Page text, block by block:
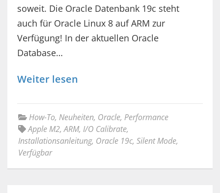
soweit. Die Oracle Datenbank 19c steht
auch für Oracle Linux 8 auf ARM zur
Verfügung! In der aktuellen Oracle
Database…
Weiter lesen
How-To, Neuheiten, Oracle, Performance
Apple M2,ARM, I/O Calibrate,
Installationsanleitung, Oracle 19c, Silent Mode,
Verfügbar